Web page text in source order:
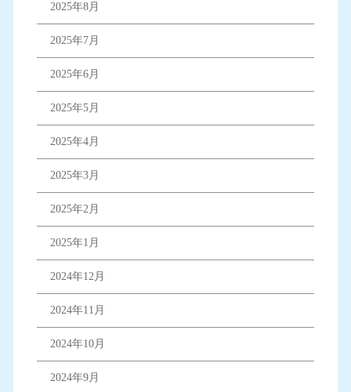
2025年8月
2025年7月
2025年6月
2025年5月
2025年4月
2025年3月
2025年2月
2025年1月
2024年12月
2024年11月
2024年10月
2024年9月